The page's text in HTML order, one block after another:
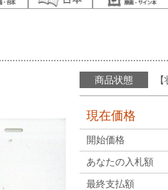
商品状態
現在価格
開始価格
あなたの入札額
最終支払額